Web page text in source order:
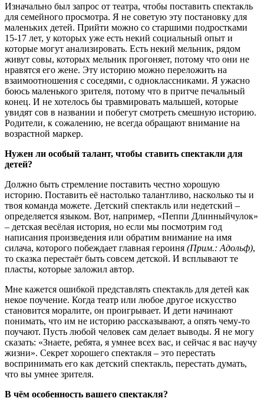
Изначально был запрос от театра, чтобы поставить спектакль
для семейного просмотра. Я не советую эту постановку для
маленьких детей. Прийти можно со старшими подростками
15-17 лет, у которых уже есть некий социальный опыт и
которые могут анализировать. Есть некий мельник, рядом
живут совы, которых мельник прогоняет, потому что они не
нравятся его жене. Эту историю можно переложить на
взаимоотношения с соседями, с одноклассниками. Я ужасно
боюсь маленького зрителя, потому что в притче печальный
конец. И не хотелось бы травмировать малышей, которые
увидят сов в названии и побегут смотреть смешную историю.
Родители, к сожалению, не всегда обращают внимание на
возрастной маркер.
Нужен ли особый талант, чтобы ставить спектакли для
детей?
Должно быть стремление поставить честно хорошую
историю. Поставить её настолько талантливо, насколько ты и
твоя команда можете. Детский спектакль или недетский –
определяется языком. Вот, например, «Пеппи Длинныйчулок»
– детская весёлая история, но если мы посмотрим год
написания произведения или обратим внимание на имя
силача, которого побеждает главная героиня (Прим.: Адольф),
то сказка перестаёт быть совсем детской. И всплывают те
пласты, которые заложил автор.
Мне кажется ошибкой представлять спектакль для детей как
некое поучение. Когда театр или любое другое искусство
становится моралите, он проигрывает. И дети начинают
понимать, что им не историю рассказывают, а опять чему-то
поучают. Пусть любой человек сам делает выводы. Я не могу
сказать: «Знаете, ребята, я умнее всех вас, и сейчас я вас научу
жизни». Секрет хорошего спектакля – это перестать
воспринимать его как детский спектакль, перестать думать,
что вы умнее зрителя.
В чём особенность вашего спектакля?